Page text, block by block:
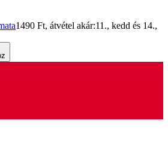
1490 Ft, átvétel akár:11., kedd és 14.,